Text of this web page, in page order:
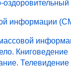
информации
Книговедение
Телевидение